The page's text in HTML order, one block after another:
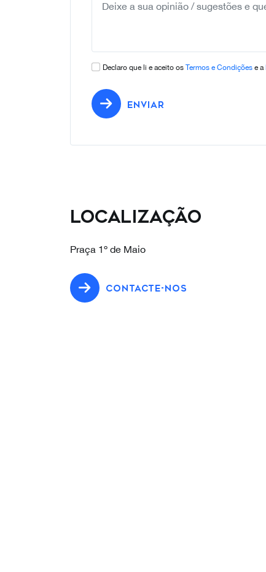
Declaro que li e aceito os Termos e Condições e a
ENVIAR
Localização
Praça 1º de Maio
CONTACTE-NOS